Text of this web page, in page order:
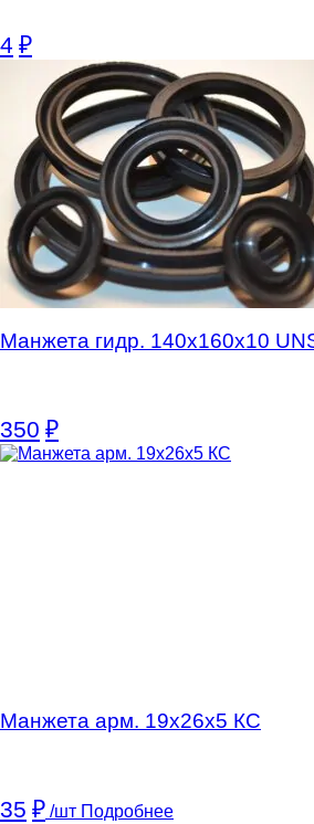
4 ₽
Манжета гидр. 140х160х10
350 ₽
Манжета арм. 19х26х5 КC
35 ₽ /шт Подробнее